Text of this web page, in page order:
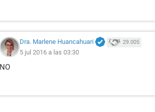
Dra. Marlene Huancahuari 29.005
5 jul 2016 a las 03:30
NO